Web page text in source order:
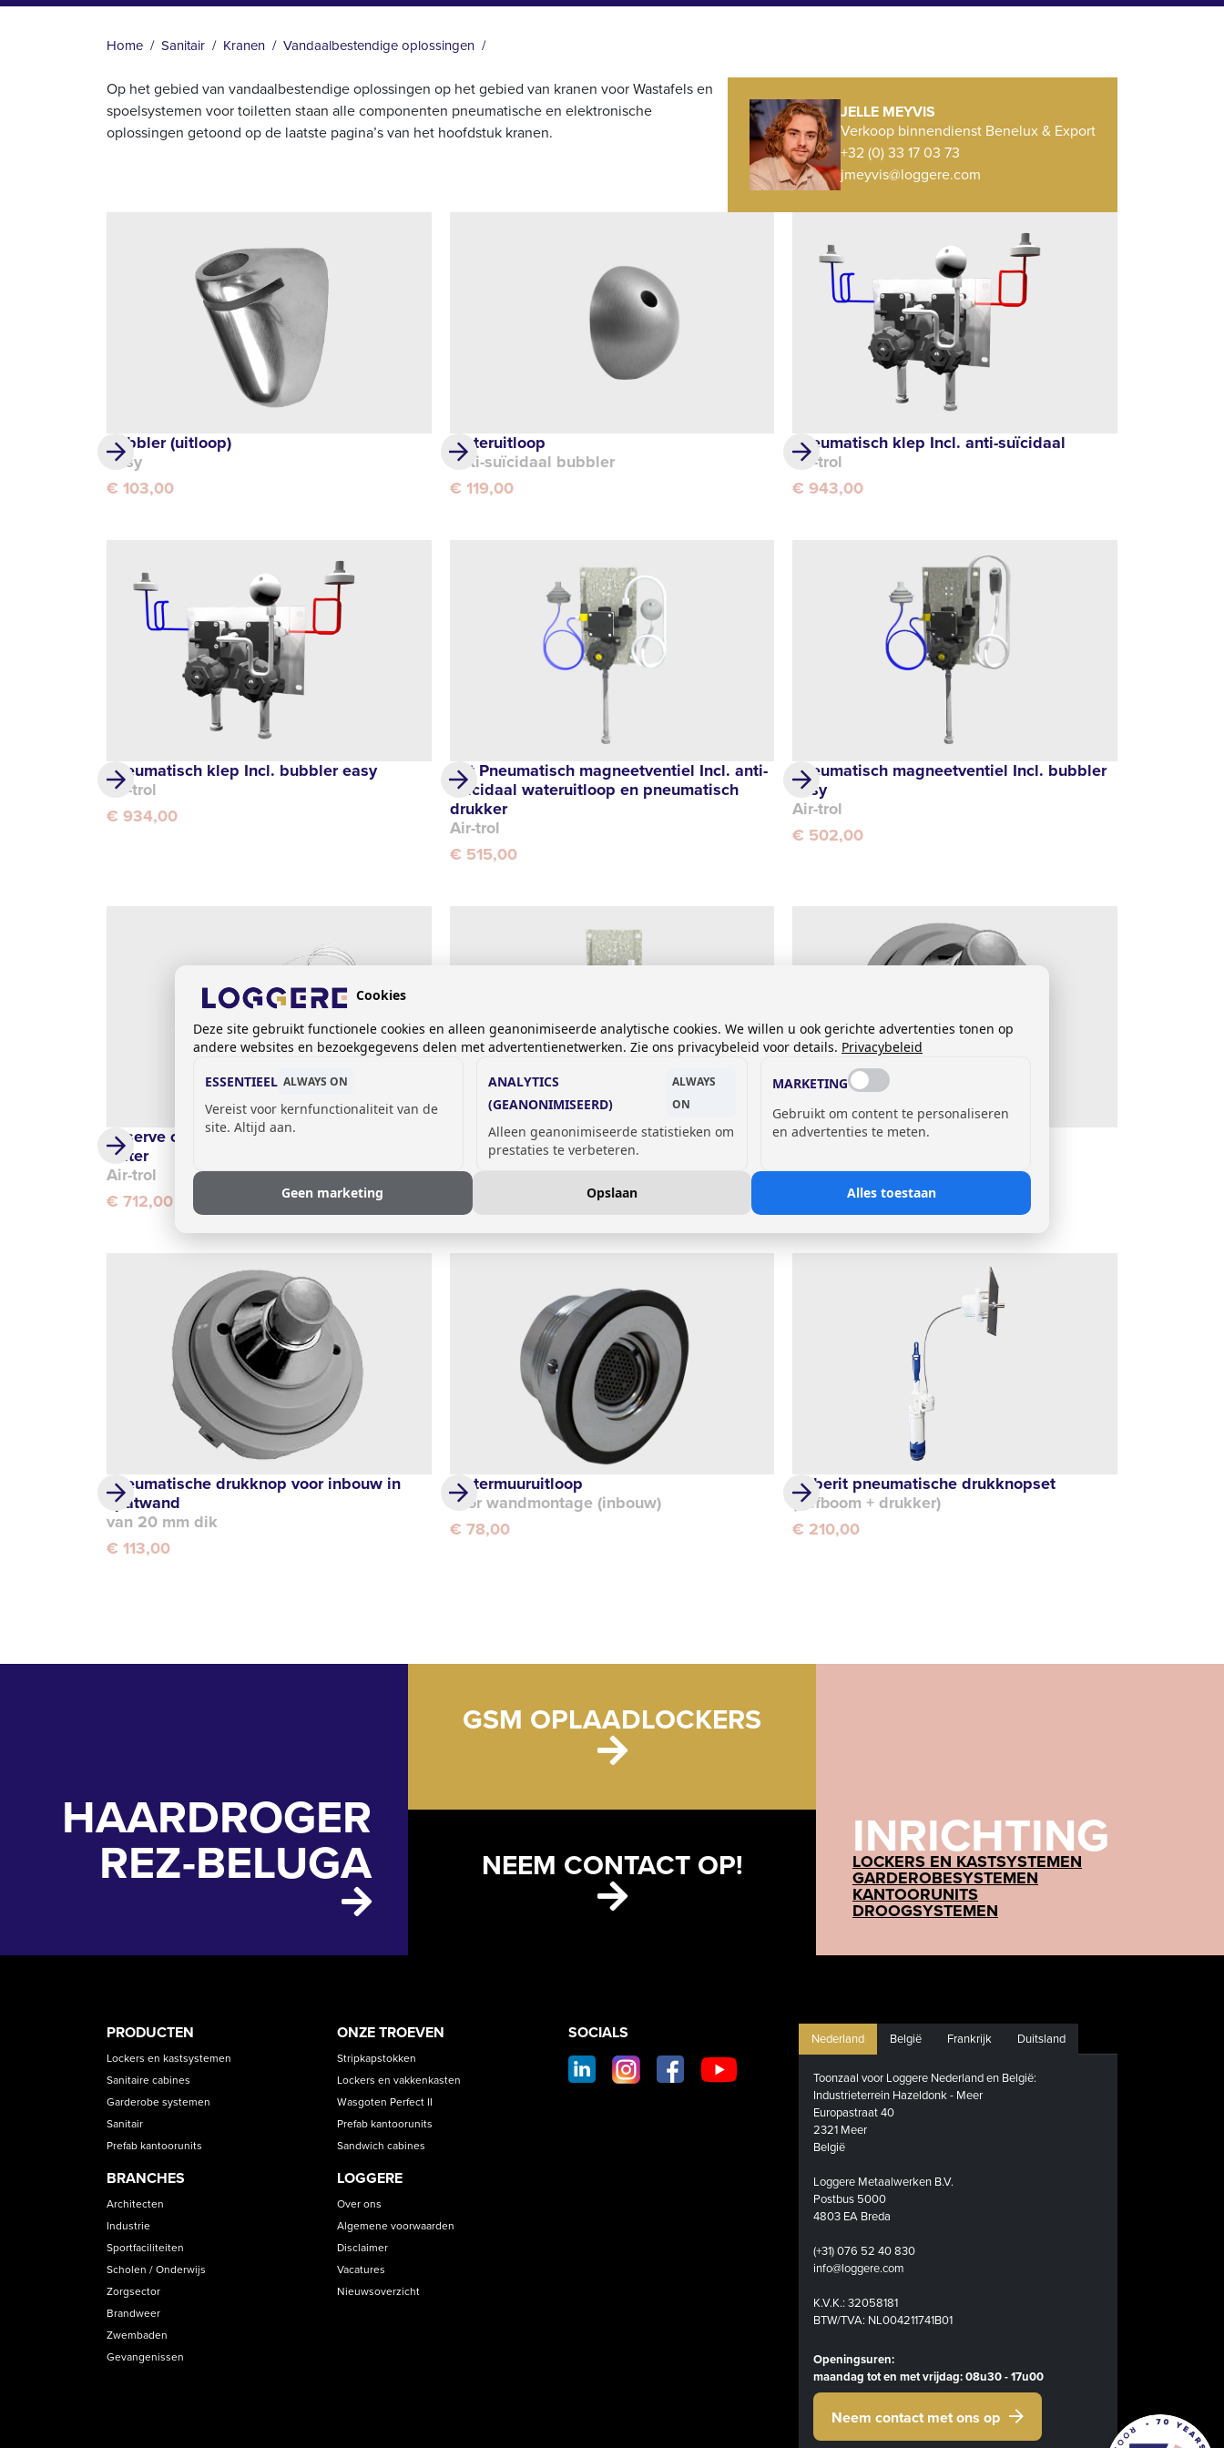
KRUIMELPAD
Home Sanitair Kranen Vandaalbestendige oplossingen
Op het gebied van vandaalbestendige oplossingen op het gebied van kranen voor Wastafels en
spoelsystemen voor toiletten staan alle componenten pneumatische en elektronische
oplossingen getoond op de laatste pagina’s van het hoofdstuk kranen.
JELLE MEYVIS
Verkoop binnendienst Benelux & Export
+32 (0) 33 17 03 73
jmeyvis@loggere.com
Bubbler (uitloop)
Easy
€ 103,00
Wateruitloop
Anti-suïcidaal bubbler
€ 119,00
Pneumatisch klep Incl. anti-suïcidaal
Air-trol
€ 943,00
Pneumatisch klep Incl. bubbler easy
Air-trol
€ 934,00
Set Pneumatisch magneetventiel Incl. anti-
suïcidaal wateruitloop en pneumatisch
drukker
Air-trol
€ 515,00
Pneumatisch magneetventiel Incl. bubbler
easy
Air-trol
€ 502,00
Reserve onderdeel, voor koud en warm
water
Air-trol
€ 712,00
Reserve onderdeel, voor koud of
voorgemengd water
Air-trol
€ 373,00
Pneumatische drukknop
Pneumatische drukknop voor inbouw in
spatwand
van 20 mm dik
€ 113,00
Watermuuruitloop
voor wandmontage (inbouw)
€ 78,00
Geberit pneumatische drukknopset
(hefboom + drukker)
€ 210,00
HAARDROGER
REZ-BELUGA
GSM OPLAADLOCKERS
NEEM CONTACT OP! INRICHTING
LOCKERS EN KASTSYSTEMEN
GARDEROBESYSTEMEN
KANTOORUNITS
DROOGSYSTEMEN
PRODUCT
CATEGORIES
PRODUCTEN
Lockers en kastsystemen
Sanitaire cabines
Garderobe systemen
Sanitair
Prefab kantoorunits
BRANCHES
Architecten
Industrie
Sportfaciliteiten
Scholen / Onderwijs
Zorgsector
Brandweer
Zwembaden
Gevangenissen
ASSETS
ONZE TROEVEN
Stripkapstokken
Lockers en vakkenkasten
Wasgoten Perfect II
Prefab kantoorunits
Sandwich cabines
LOGGERE
Over ons
Algemene voorwaarden
Disclaimer
Vacatures
Nieuwsoverzicht
CONTACT
SOCIAL
FOOTER
SOCIALS Nederland België Frankrijk Duitsland
Toonzaal voor Loggere Nederland en België:
Industrieterrein Hazeldonk - Meer
Europastraat 40
2321 Meer
België
Loggere Metaalwerken B.V.
Postbus 5000
4803 EA Breda
(+31) 076 52 40 830
info@loggere.com
K.V.K.: 32058181
BTW/TVA: NL004211741B01
Openingsuren:
maandag tot en met vrijdag: 08u30 - 17u00
Neem contact met ons op
Cookies
Deze site gebruikt functionele cookies en alleen geanonimiseerde analytische cookies. We willen u ook gerichte advertenties tonen op
andere websites en bezoekgegevens delen met advertentienetwerken. Zie ons privacybeleid voor details. Privacybeleid
ESSENTIEEL ALWAYS ON
Vereist voor kernfunctionaliteit van de
site. Altijd aan.
ANALYTICS
(GEANONIMISEERD)
ALWAYS
ON
Alleen geanonimiseerde statistieken om
prestaties te verbeteren.
MARKETING
Gebruikt om content te personaliseren
en advertenties te meten.
Geen marketing Opslaan Alles toestaan